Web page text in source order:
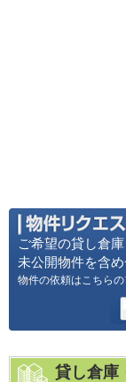
ご希望の貸し倉
未公開物件を含め
物件の依頼はこちら
貸し倉庫